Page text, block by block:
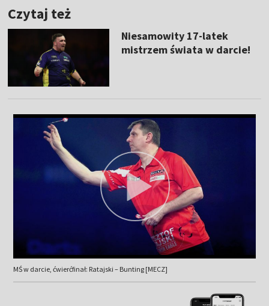
Czytaj też
Niesamowity 17-latek
mistrzem świata w darcie!
MŚ w darcie, ćwierćfinał: Ratajski – Bunting [MECZ]